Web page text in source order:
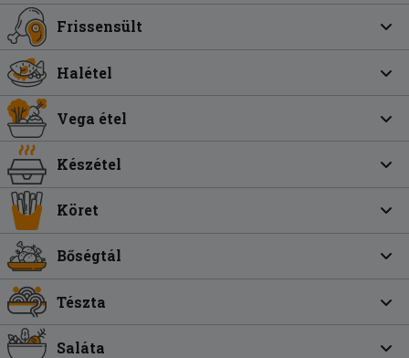
Frissensült
Halétel
Vega étel
Készétel
Köret
Bőségtál
Tészta
Saláta